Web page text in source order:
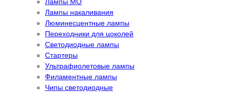
Лампы накаливания
Люминесцентные лампы
Переходники для цоколей
Светодиодные лампы
Стартеры
Ультрафиолетовые лампы
Филаментные лампы
Чипы светодиодные